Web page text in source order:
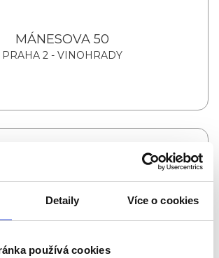
Detaily Více o cookies
používá cookies
MÁNESOVA 50
PRAHA 2 - VINOHRADY